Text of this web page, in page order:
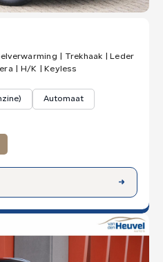
| Trekhaak | Leder
| H/K | Keyless
Automaat